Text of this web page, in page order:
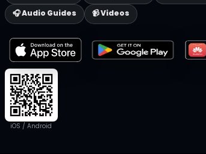
🎧 Audio Guides
📹 Videos
iOS / Android